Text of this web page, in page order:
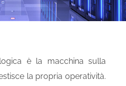
è la macchina sulla
la propria operatività.